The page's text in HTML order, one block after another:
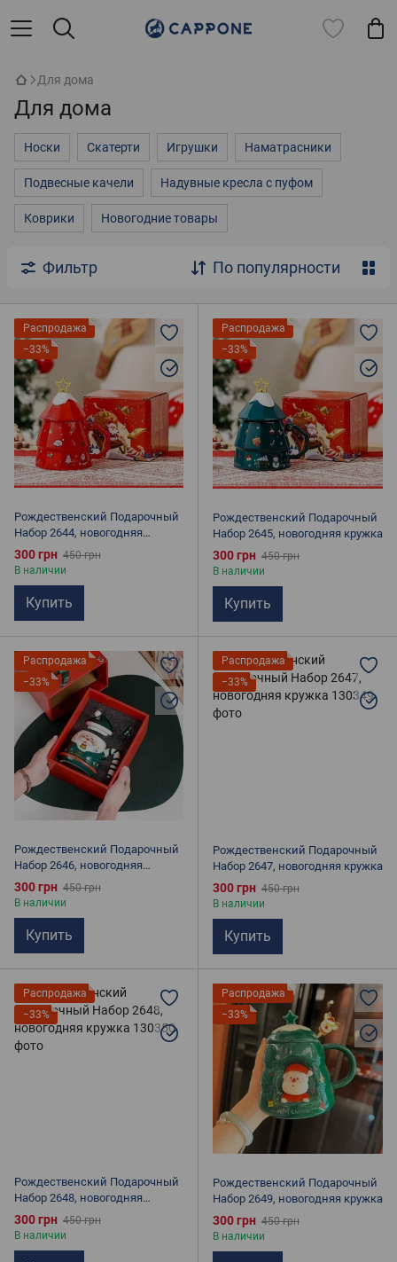
Для дома
Для дома
Носки Скатерти Игрушки Наматрасники
Подвесные качели Надувные кресла с пуфом
Коврики Новогодние товары
Фильтр По популярности
Распродажа
−33%
Рождественский Подарочный
Набор 2644, новогодняя
кружка
300 грн 450 грн
В наличии
Купить
Распродажа
−33%
Рождественский Подарочный
Набор 2645, новогодняя кружка
300 грн 450 грн
В наличии
Купить
Распродажа
−33%
Рождественский Подарочный
Набор 2646, новогодняя
кружка
300 грн 450 грн
В наличии
Купить
Распродажа
−33%
Рождественский Подарочный
Набор 2647, новогодняя кружка
300 грн 450 грн
В наличии
Купить
Распродажа
−33%
Рождественский Подарочный
Набор 2648, новогодняя
кружка
300 грн 450 грн
В наличии
Распродажа
−33%
Рождественский Подарочный
Набор 2649, новогодняя кружка
300 грн 450 грн
В наличии